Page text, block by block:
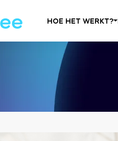
HOE HET WERKT?